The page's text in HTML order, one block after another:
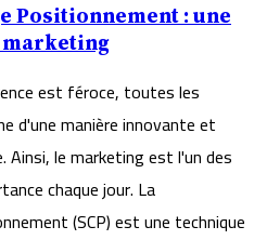
Positionnement : une
marketing
est féroce, toutes les
d'une manière innovante et
le marketing est l'un des
chaque jour. La
(SCP) est une technique